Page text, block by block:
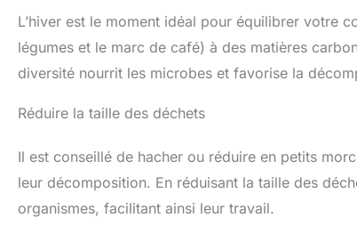
L’hiver est le moment idéal pour équilibrer votre
légumes et le marc de café) à des matières
diversité nourrit les microbes et favorise la
Réduire la taille des déchets
Il est conseillé de hacher ou réduire en petits
leur décomposition. En réduisant la taille des
organismes, facilitant ainsi leur travail.